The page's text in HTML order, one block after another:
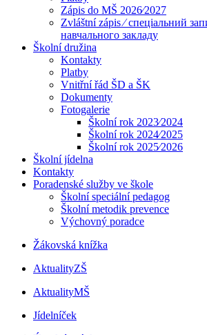
Zápis do MŠ 2026⁄2027
Zvláštní zápis ⁄ спеціальний
навчального закладу
Školní družina
Kontakty
Platby
Vnitřní řád ŠD a ŠK
Dokumenty
Fotogalerie
Školní rok 2023⁄2024
Školní rok 2024⁄2025
Školní rok 2025⁄2026
Školní jídelna
Kontakty
Poradenské služby ve škole
Školní speciální pedagog
Školní metodik prevence
Výchovný poradce
Žákovská knížka
AktualityZŠ
AktualityMŠ
Jídelníček